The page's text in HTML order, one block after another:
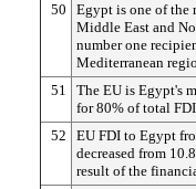
50
Egypt is one of the
Middle East and
number one
Mediterranean
51
The EU is Egypt's
for 80% of total
52
EU FDI to Egypt
decreased from
result of the